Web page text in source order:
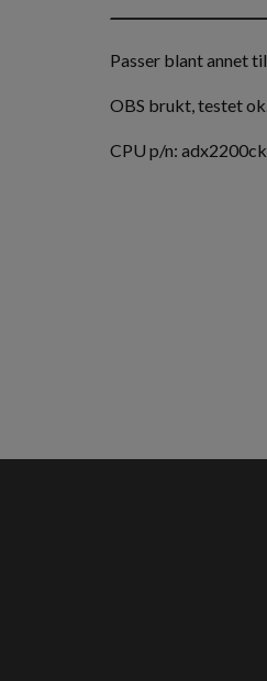
Passer blant annet
OBS brukt, testet
CPU p/n: